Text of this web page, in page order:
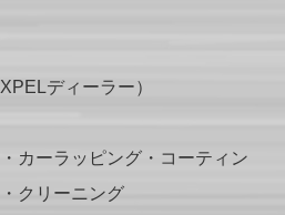
ディーラー）
カーラッピング・コーティン
クリーニング